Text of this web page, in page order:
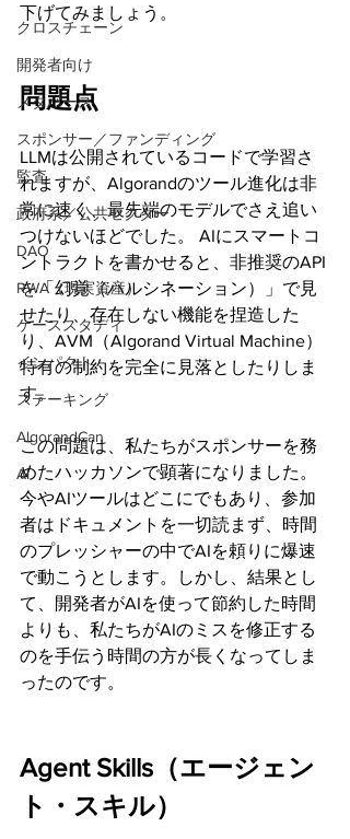
クロスチェーン
開発者向け
メタバース
スポンサー／ファンディング
監査
政府系／公共セクター
DAO
RWA（現実資産）
ケーススタディ
インパクト
ステーキング
AlgorandCan
AI
下げてみましょう。
問題点
LLMは公開されているコードで学習さ
れますが、Algorandのツール進化は非
常に速く、最先端のモデルでさえ追い
つけないほどでした。 AIにスマートコ
ントラクトを書かせると、非推奨のAPI
を「幻覚（ハルシネーション）」で見
せたり、存在しない機能を捏造した
り、AVM（Algorand Virtual Machine）
特有の制約を完全に見落としたりしま
す。
この問題は、私たちがスポンサーを務
めたハッカソンで顕著になりました。
今やAIツールはどこにでもあり、参加
者はドキュメントを一切読まず、時間
のプレッシャーの中でAIを頼りに爆速
で動こうとします。しかし、結果とし
て、開発者がAIを使って節約した時間
よりも、私たちがAIのミスを修正する
のを手伝う時間の方が長くなってしま
ったのです。
Agent Skills（エージェン
ト・スキル）